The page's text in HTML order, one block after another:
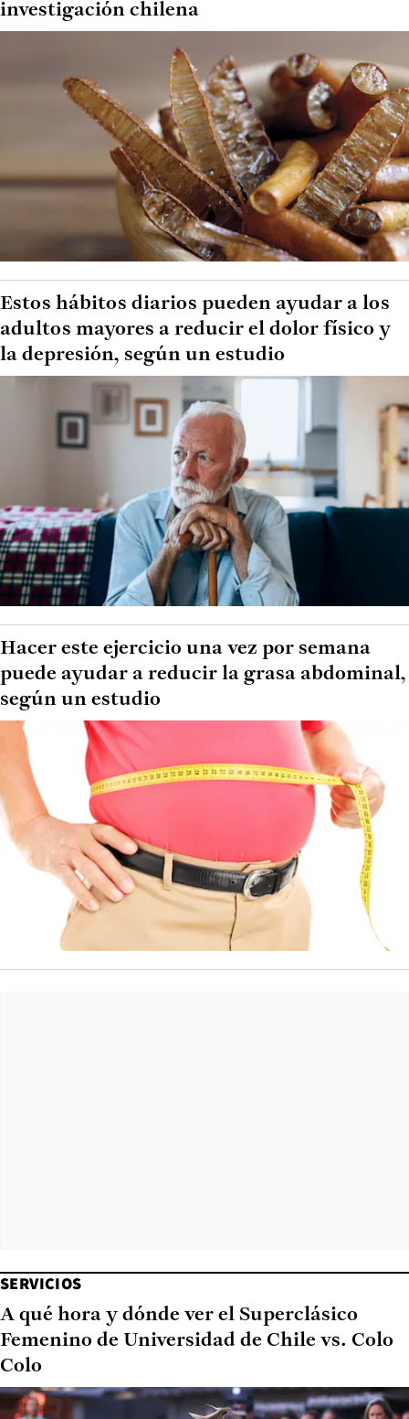
investigación chilena
Estos hábitos diarios pueden ayudar a los
adultos mayores a reducir el dolor físico y
la depresión, según un estudio
Hacer este ejercicio una vez por semana
puede ayudar a reducir la grasa abdominal,
según un estudio
SERVICIOS
A qué hora y dónde ver el Superclásico
Femenino de Universidad de Chile vs. Colo
Colo